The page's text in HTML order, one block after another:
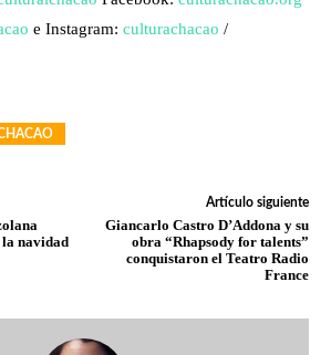
e Instagram: culturachacao /
navidad
Artículo siguiente
Giancarlo Castro D’Addona y su
obra “Rhapsody for talents”
conquistaron el Teatro Radio
France